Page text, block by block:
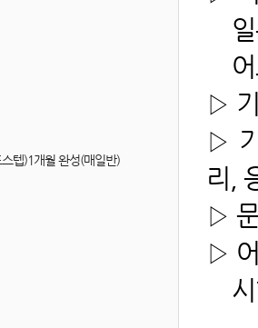
텝)1개월 완성(매일반)
일
어
▷
▷
리,
▷
▷
시